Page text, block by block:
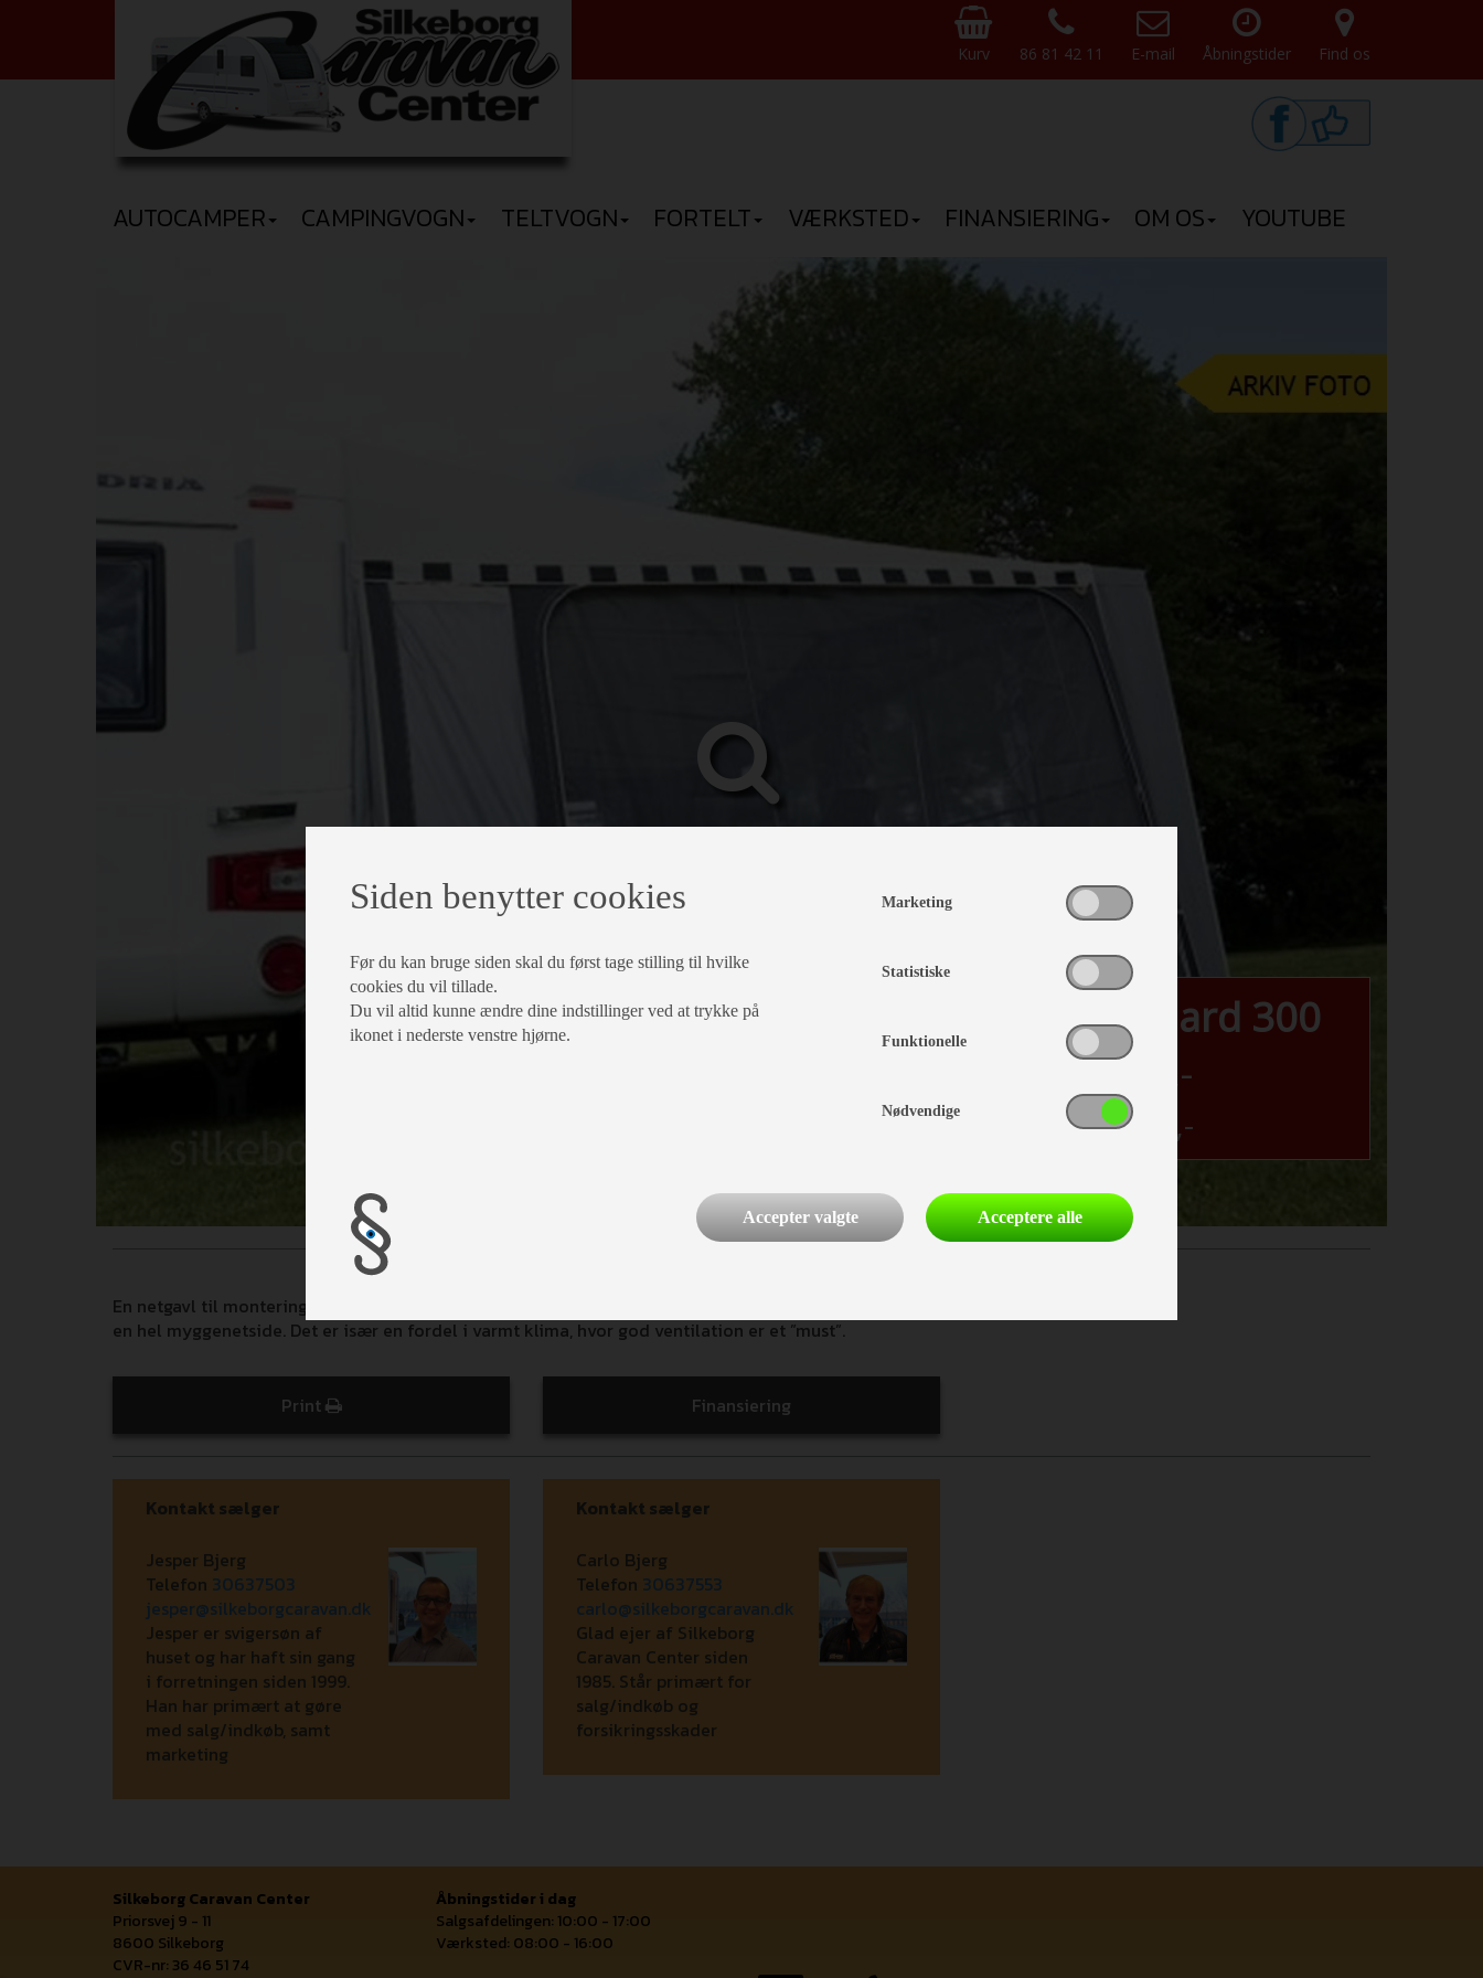
Kurv 86 81 42 11 E-mail Åbningstider Find os
AUTOCAMPER CAMPINGVOGN TELTVOGN FORTELT VÆRKSTED FINANSIERING OM OS YOUTUBE
Side net standard 300
kr399 ,-
Før:876 ,-
En netgavl til montering på sideoverliggeren muliggør, at hele gavlpanelet kan lynes ud og erstattes af
en hel myggenetside. Det er især en fordel i varmt klima, hvor god ventilation er et ”must”.
Print Finansiering
Kontakt sælger
Jesper Bjerg
Telefon 30637503
jesper@silkeborgcaravan.dk
Jesper er svigersøn af
huset og har haft sin gang
i forretningen siden 1999.
Han har primært at gøre
med salg/indkøb, samt
marketing
Kontakt sælger
Carlo Bjerg
Telefon 30637553
carlo@silkeborgcaravan.dk
Glad ejer af Silkeborg
Caravan Center siden
1985. Står primært for
salg/indkøb og
forsikringsskader
Silkeborg Caravan Center
Priorsvej 9 - 11
8600 Silkeborg
CVR-nr: 36 46 51 74
Åbningstider i dag
Salgsafdelingen: 10:00 - 17:00
Værksted: 08:00 - 16:00
Siden benytter cookies
Før du kan bruge siden skal du først tage stilling til hvilke
cookies du vil tillade.
Du vil altid kunne ændre dine indstillinger ved at trykke på
ikonet i nederste venstre hjørne.
Marketing
Statistiske
Funktionelle
Nødvendige
Accepter valgte Acceptere alle